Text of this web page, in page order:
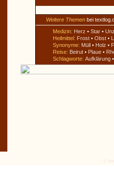
Weitere Themen bei
Medizin: Herz • Star •
Heilmittel: Frost • Obst •
Synonyme: Müll • Holz •
Reise: Beirut • Plaue •
Schlagworte: Aufklärung